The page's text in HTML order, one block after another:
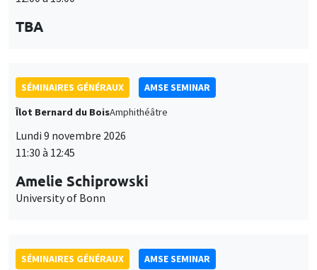
TBA
SÉMINAIRES GÉNÉRAUX
AMSE SEMINAR
Îlot Bernard du Bois
Amphithéâtre
Lundi 9 novembre 2026
11:30 à 12:45
Amelie Schiprowski
University of Bonn
SÉMINAIRES GÉNÉRAUX
AMSE SEMINAR
des
personnelles
et
des
cookies
contenus multimédias. Vous êtes libre d’accepter, de refuser ou de
politique de confidentialité.
Personnaliser